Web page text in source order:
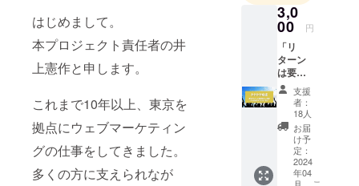
はじめまして。
本プロジェクト責任者の井
上憲作と申します。
これまで10年以上、東京を
拠点にウェブマーケティン
グの仕事をしてきました。
多くの方に支えられなが
3,0
00 円
「リ
ターン
は要ら
ない
よ！た
だただ
応
援！」
という
方はこ
ちらを
支援
者：
18人
お届
け予
定：
2024
年04